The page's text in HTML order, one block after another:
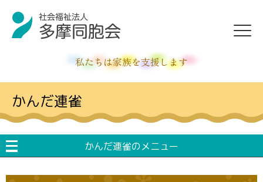
私たちは家族を支援します
かんだ連雀
かんだ連雀のメニュー